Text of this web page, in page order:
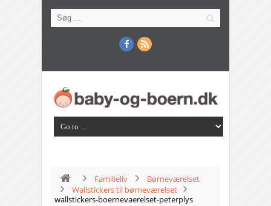
Familieliv
Børneværelset
Wallstickers til børneværelset
wallstickers-boernevaerelset-peterplys